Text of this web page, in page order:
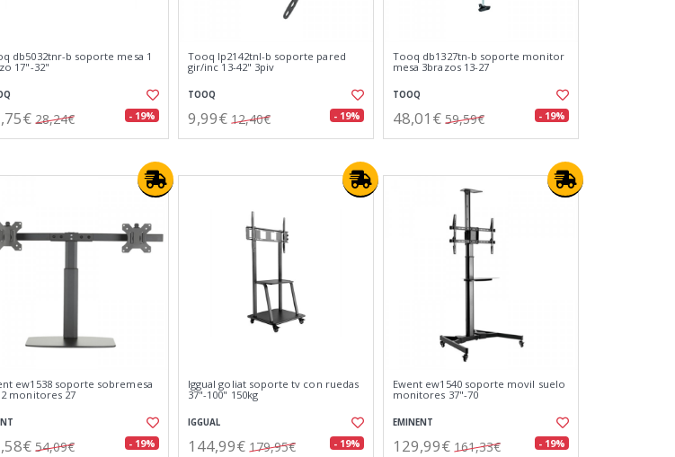
db5032tnr-b soporte mesa 1
17"-32"
28,24€ - 19%
Tooq lp2142tnl-b soporte pared
gir/inc 13-42" 3piv
TOOQ
9,99€ 12,40€ - 19%
Tooq db1327tn-b soporte monitor
mesa 3brazos 13-27
TOOQ
48,01€ 59,59€ - 19%
ew1538 soporte sobremesa
2 monitores 27
54,09€ - 19%
Iggual goliat soporte tv con ruedas
37"-100" 150kg
IGGUAL
144,99€ 179,95€ - 19%
Ewent ew1540 soporte movil suelo
monitores 37"-70
EMINENT
129,99€ 161,33€ - 19%